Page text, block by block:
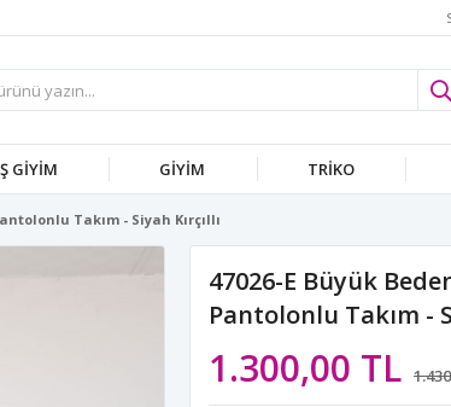
GİYİM GİYİM TRİKO
Takım - Siyah Kırçıllı
47026-E Büyük
Pantolonlu Takım -
1.300,00 TL